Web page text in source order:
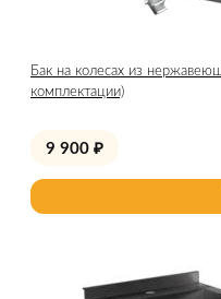
Бак на колесах из
комплектации)
9 900 ₽